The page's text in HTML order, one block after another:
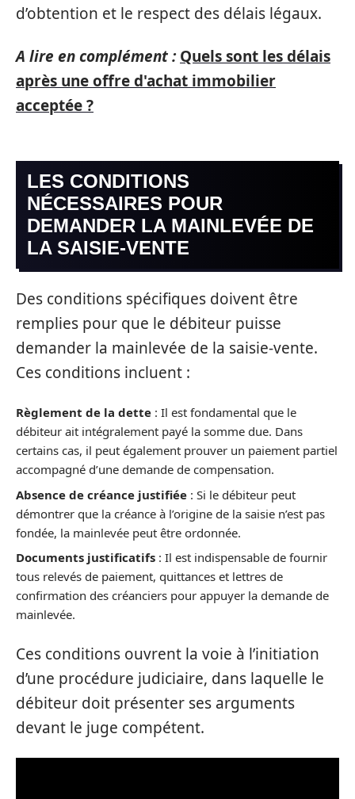
d’obtention et le respect des délais légaux.
A lire en complément : Quels sont les délais
après une offre d'achat immobilier
acceptée ?
LES CONDITIONS
NÉCESSAIRES POUR
DEMANDER LA MAINLEVÉE DE
LA SAISIE-VENTE
Des conditions spécifiques doivent être
remplies pour que le débiteur puisse
demander la mainlevée de la saisie-vente.
Ces conditions incluent :
Règlement de la dette : Il est fondamental que le
débiteur ait intégralement payé la somme due. Dans
certains cas, il peut également prouver un paiement partiel
accompagné d’une demande de compensation.
Absence de créance justifiée : Si le débiteur peut
démontrer que la créance à l’origine de la saisie n’est pas
fondée, la mainlevée peut être ordonnée.
Documents justificatifs : Il est indispensable de fournir
tous relevés de paiement, quittances et lettres de
confirmation des créanciers pour appuyer la demande de
mainlevée.
Ces conditions ouvrent la voie à l’initiation
d’une procédure judiciaire, dans laquelle le
débiteur doit présenter ses arguments
devant le juge compétent.